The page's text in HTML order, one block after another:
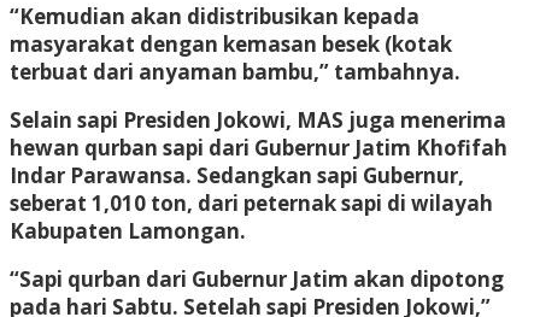
“Kemudian akan didistribusikan kepada
masyarakat dengan kemasan besek (kotak
terbuat dari anyaman bambu,” tambahnya.
Selain sapi Presiden Jokowi, MAS juga menerima
hewan qurban sapi dari Gubernur Jatim Khofifah
Indar Parawansa. Sedangkan sapi Gubernur,
seberat 1,010 ton, dari peternak sapi di wilayah
Kabupaten Lamongan.
“Sapi qurban dari Gubernur Jatim akan dipotong
pada hari Sabtu. Setelah sapi Presiden Jokowi,”